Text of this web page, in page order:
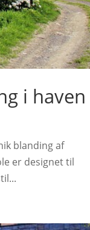
i haven
blanding af
er designet til